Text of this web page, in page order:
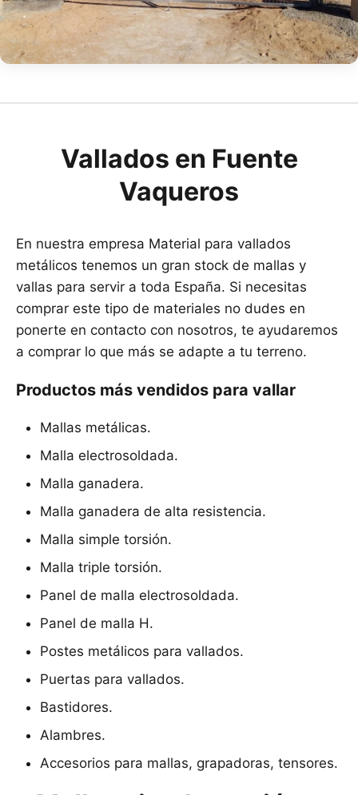
Vallados en Fuente
Vaqueros
En nuestra empresa Material para vallados
metálicos tenemos un gran stock de mallas y
vallas para servir a toda España. Si necesitas
comprar este tipo de materiales no dudes en
ponerte en contacto con nosotros, te ayudaremos
a comprar lo que más se adapte a tu terreno.
Productos más vendidos para vallar
Mallas metálicas.
Malla electrosoldada.
Malla ganadera.
Malla ganadera de alta resistencia.
Malla simple torsión.
Malla triple torsión.
Panel de malla electrosoldada.
Panel de malla H.
Postes metálicos para vallados.
Puertas para vallados.
Bastidores.
Alambres.
Accesorios para mallas, grapadoras, tensores.